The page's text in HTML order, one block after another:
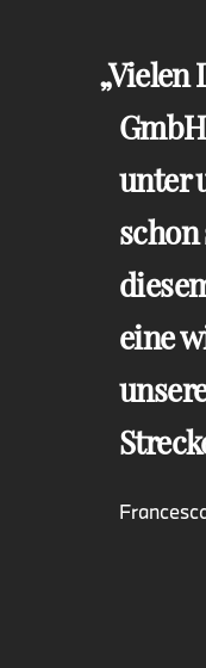
Vielen
unter
eine